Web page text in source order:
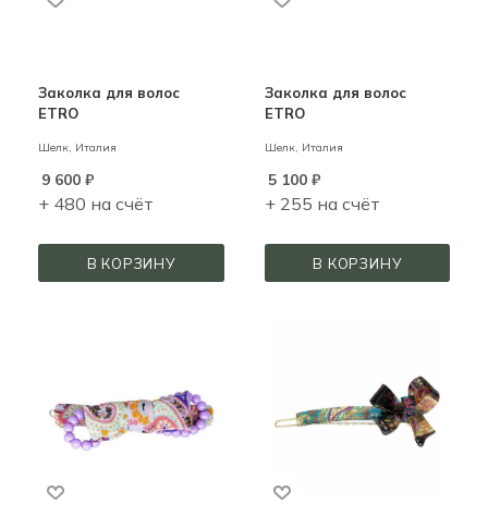
Заколка для волос
ETRO
Шелк, Италия
9 600 ₽
+ 480 на счёт
В КОРЗИНУ
Заколка для волос
ETRO
Шелк, Италия
5 100₽
+ 255 на счёт
В КОРЗИНУ